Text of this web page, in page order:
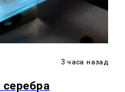
3 часа назад